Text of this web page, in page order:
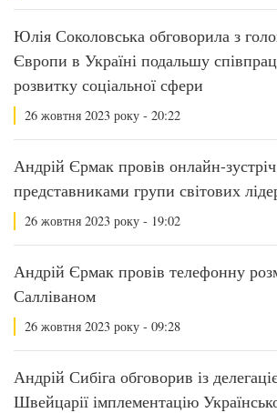
Юлія Соколовська обговорила з
Європи в Україні подальшу
розвитку соціальної сфери
26 жовтня 2023 року - 20:22
Андрій Єрмак провів онлайн-зустріч
представниками групи світових
26 жовтня 2023 року - 19:02
Андрій Єрмак провів телефонну
Салліваном
26 жовтня 2023 року - 09:28
Андрій Сибіга обговорив із
Швейцарії імплементацію